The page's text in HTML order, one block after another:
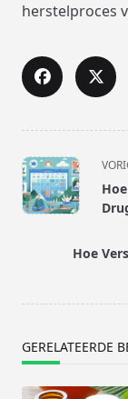
herstelproces
<span
class="nav-
subtitle
Hoe
GERELATEERDE